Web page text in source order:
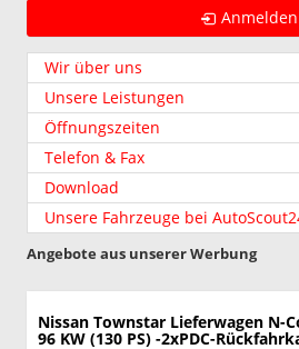
Anmelden
Wir über uns
Unsere Leistungen
Öffnungszeiten
Telefon & Fax
Download
Unsere Fahrzeuge bei
Angebote aus unserer Werbung
Nissan Townstar Lieferwagen N-
96 KW (130 PS) -2xPDC-